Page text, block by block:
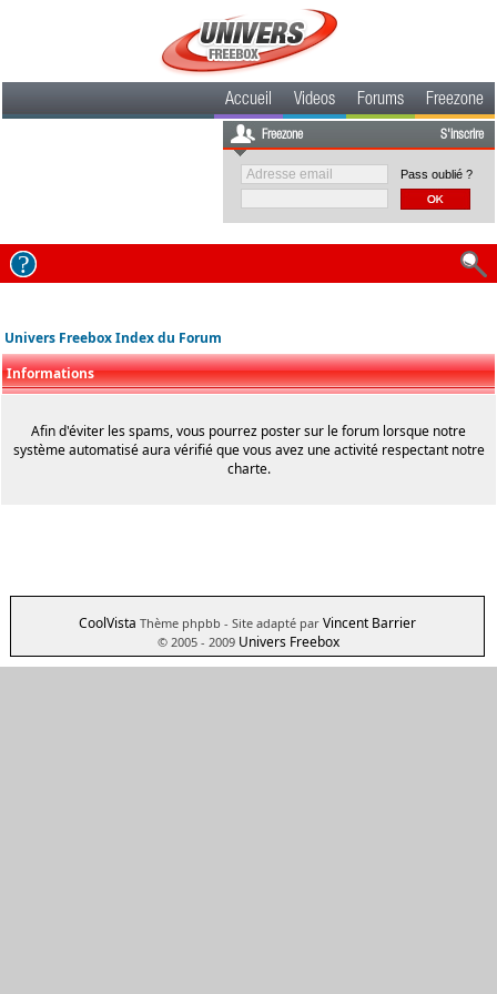
Accueil Videos Forums Freezone
Freezone S'inscrire
Pass oublié ?
Univers Freebox Index du Forum
Informations
Afin d'éviter les spams, vous pourrez poster sur le forum lorsque notre
système automatisé aura vérifié que vous avez une activité respectant notre
charte.
CoolVista Thème phpbb - Site adapté par Vincent Barrier
© 2005 - 2009 Univers Freebox